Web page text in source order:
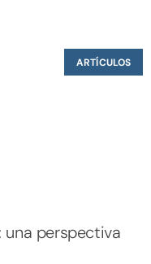
ARTÍCULOS
perspectiva